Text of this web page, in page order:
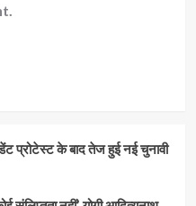
प्रोटेस्ट के बाद तेज हुई नई चुनावी